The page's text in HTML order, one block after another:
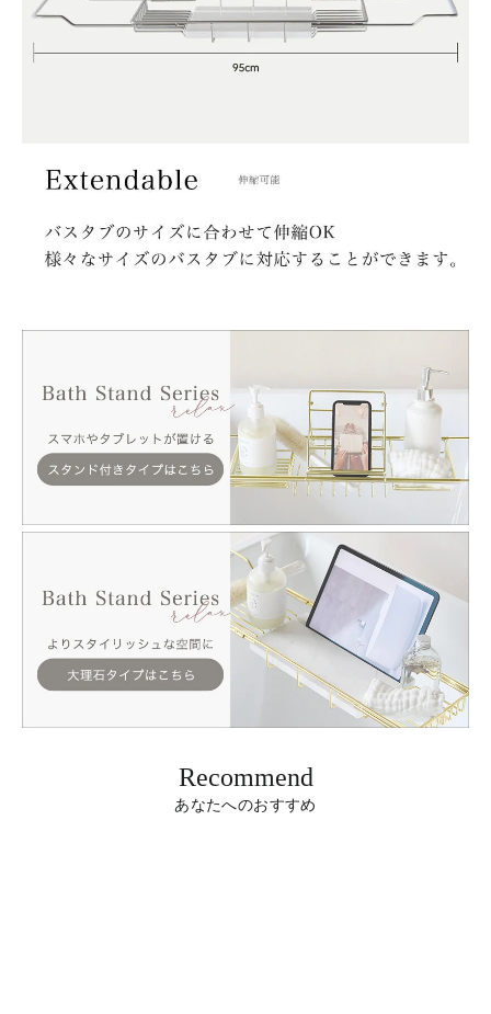
Recommend
あなたへのおすすめ